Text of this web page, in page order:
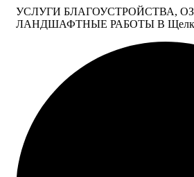
УСЛУГИ БЛАГОУСТРОЙСТВА,
ЛАНДШАФТНЫЕ РАБОТЫ В